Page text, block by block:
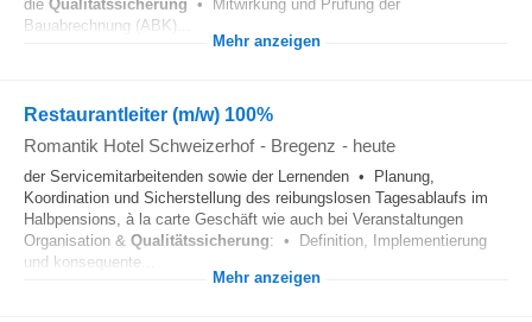
die Qualitätssicherung • Mitwirkung und Prüfung der
Bauabrechnung (ABK)...
Mehr anzeigen
Restaurantleiter (m/w) 100%
Romantik Hotel Schweizerhof - Bregenz - heute
der Servicemitarbeitenden sowie der Lernenden • Planung,
Koordination und Sicherstellung des reibungslosen Tagesablaufs im
Halbpensions, à la carte Geschäft wie auch bei Veranstaltungen
Organisation & Qualitätssicherung: • Definition, Implementierung
und konsequente...
Mehr anzeigen